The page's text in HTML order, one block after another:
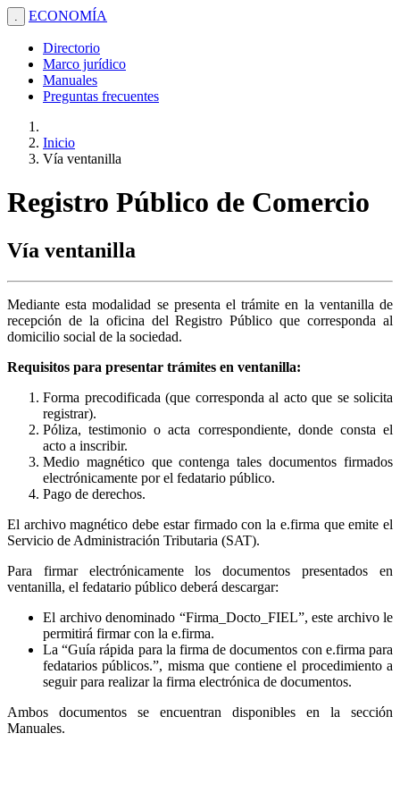
. ECONOMÍA
Directorio
Marco jurídico
Manuales
Preguntas frecuentes
Inicio
Vía ventanilla
Registro Público de Comercio
Vía ventanilla
Mediante esta modalidad se presenta el trámite en la ventanilla de
recepción de la oficina del Registro Público que corresponda al
domicilio social de la sociedad.
Requisitos para presentar trámites en ventanilla:
Forma precodificada (que corresponda al acto que se solicita
registrar).
Póliza, testimonio o acta correspondiente, donde consta el
acto a inscribir.
Medio magnético que contenga tales documentos firmados
electrónicamente por el fedatario público.
Pago de derechos.
El archivo magnético debe estar firmado con la e.firma que emite el
Servicio de Administración Tributaria (SAT).
Para firmar electrónicamente los documentos presentados en
ventanilla, el fedatario público deberá descargar:
El archivo denominado “Firma_Docto_FIEL”, este archivo le
permitirá firmar con la e.firma.
La “Guía rápida para la firma de documentos con e.firma para
fedatarios públicos.”, misma que contiene el procedimiento a
seguir para realizar la firma electrónica de documentos.
Ambos documentos se encuentran disponibles en la sección
Manuales.